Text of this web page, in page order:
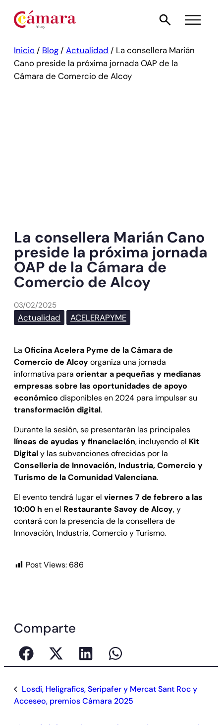
Inicio / Blog / Actualidad / La consellera Marián
Cano preside la próxima jornada OAP de la
Cámara de Comercio de Alcoy
La consellera Marián Cano
preside la próxima jornada
OAP de la Cámara de
Comercio de Alcoy
03/02/2025
Actualidad ACELERAPYME
La Oficina Acelera Pyme de la Cámara de
Comercio de Alcoyorganiza una jornada
informativa para orientar a pequeñas y medianas
empresas sobre las oportunidades de apoyo
económico disponibles en 2024 para impulsar su
transformación digital.
Durante la sesión, se presentarán las principales
líneas de ayudas y financiación, incluyendo el Kit
Digitaly las subvenciones ofrecidas por la
Conselleria de Innovación, Industria, Comercio y
Turismo de la Comunidad Valenciana.
El evento tendrá lugar el viernes 7 de febrero a las
10:00 h en el Restaurante Savoy de Alcoy, y
contará con la presencia de la consellera de
Innovación, Industria, Comercio y Turismo.
Post Views:686
Comparte
Losdi, Heligrafics, Seripafer y Mercat Sant Roc y
Acceseo, premios Cámara 2025